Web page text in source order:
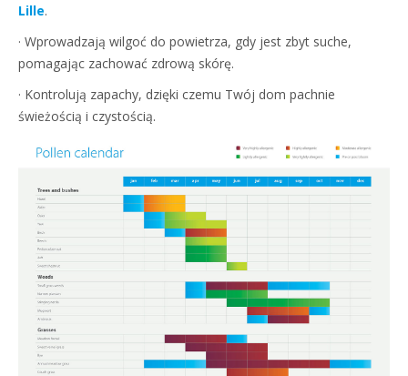
Lille.
· Wprowadzają wilgoć do powietrza, gdy jest zbyt suche,
pomagając zachować zdrową skórę.
· Kontrolują zapachy, dzięki czemu Twój dom pachnie
świeżością i czystością.